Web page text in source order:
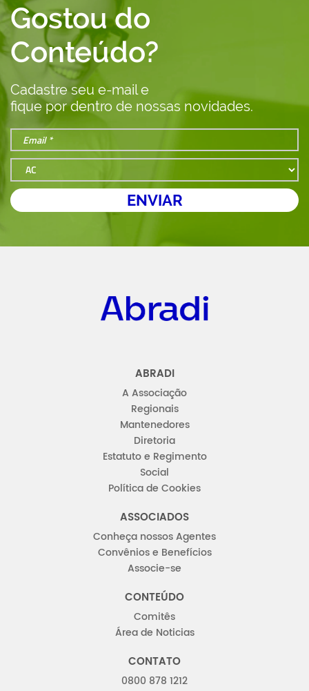
Gostou do
Conteúdo?
Cadastre seu e-mail e
fique por dentro de nossas novidades.
ABRADI
A Associação
Regionais
Mantenedores
Diretoria
Estatuto e Regimento
Social
Política de Cookies
ASSOCIADOS
Conheça nossos Agentes
Convênios e Benefícios
Associe-se
CONTEÚDO
Comitês
Área de Noticias
CONTATO
0800 878 1212